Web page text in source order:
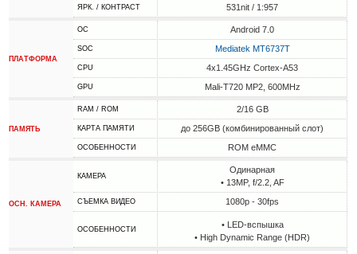
ЯРК. / КОНТРАСТ 531nit / 1:957
ПЛАТФОРМА
ОС Android 7.0
SOC Mediatek MT6737T
CPU 4x1.45GHz Cortex-A53
GPU Mali-T720 MP2, 600MHz
ПАМЯТЬ
RAM / ROM 2/16 GB
КАРТА ПАМЯТИ до 256GB (комбинированный слот)
ОСОБЕННОСТИ ROM eMMC
ОСН. КАМЕРА
КАМЕРА
Одинарная
• 13MP, f/2.2, AF
СЪЕМКА ВИДЕО 1080p - 30fps
ОСОБЕННОСТИ
• LED-вспышка
• High Dynamic Range (HDR)